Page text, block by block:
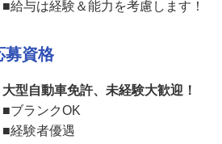
月給370,000円以上
応募資格
大型自動車免許、未経験大歓迎！
■ブランクOK